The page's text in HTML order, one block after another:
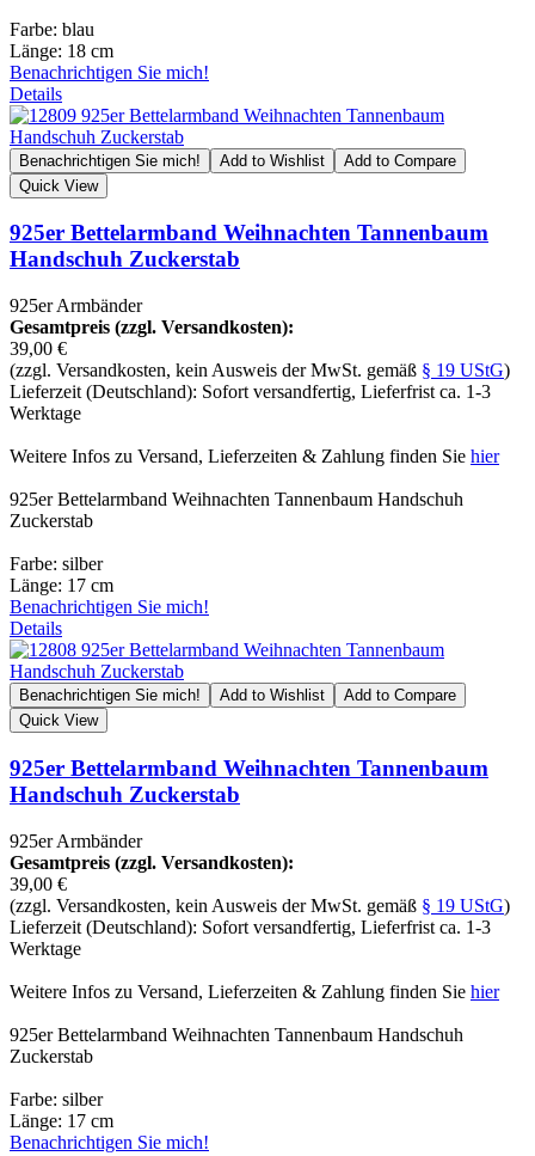
Farbe: blau
Länge: 18 cm
Benachrichtigen Sie mich!
Details
Benachrichtigen Sie mich! Add to Wishlist
Add to Compare
Quick View
925er Bettelarmband Weihnachten Tannenbaum
Handschuh Zuckerstab
925er Armbänder
Gesamtpreis (zzgl. Versandkosten):
39,00 €
(zzgl. Versandkosten, kein Ausweis der MwSt. gemäß § 19 UStG)
Lieferzeit (Deutschland): Sofort versandfertig, Lieferfrist ca. 1-3
Werktage
Weitere Infos zu Versand, Lieferzeiten & Zahlung finden Sie hier
925er Bettelarmband Weihnachten Tannenbaum Handschuh
Zuckerstab
Farbe: silber
Länge: 17 cm
Benachrichtigen Sie mich!
Details
Benachrichtigen Sie mich! Add to Wishlist
Add to Compare
Quick View
925er Bettelarmband Weihnachten Tannenbaum
Handschuh Zuckerstab
925er Armbänder
Gesamtpreis (zzgl. Versandkosten):
39,00 €
(zzgl. Versandkosten, kein Ausweis der MwSt. gemäß § 19 UStG)
Lieferzeit (Deutschland): Sofort versandfertig, Lieferfrist ca. 1-3
Werktage
Weitere Infos zu Versand, Lieferzeiten & Zahlung finden Sie hier
925er Bettelarmband Weihnachten Tannenbaum Handschuh
Zuckerstab
Farbe: silber
Länge: 17 cm
Benachrichtigen Sie mich!